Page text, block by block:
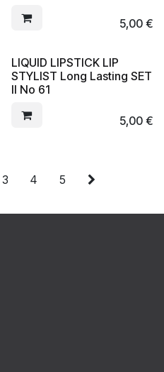
5,00€
LIQUID LIPSTICK LIP
STYLIST Long Lasting SET
II No 61
5,00€
3 4 5